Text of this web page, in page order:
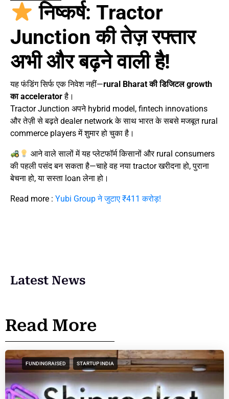
निष्कर्ष: Tractor
Junction की तेज़ रफ्तार
अभी और बढ़ने वाली है!
यह फंडिंग सिर्फ एक निवेश नहीं—rural Bharat की डिजिटल growth
का acceleratorहै।
Tractor Junction अपने hybrid model, fintech innovations
और तेज़ी से बढ़ते dealer network के साथ भारत के सबसे मजबूत rural
commerce players में शुमार हो चुका है।
आने वाले सालों में यह प्लेटफॉर्म किसानों और rural consumers
की पहली पसंद बन सकता है—चाहे वह नया tractor खरीदना हो, पुराना
बेचना हो, या सस्ता loan लेना हो।
Read more : Yubi Group ने जुटाए ₹411 करोड़!
Latest News
Read More
FUNDINGRAISED STARTUP INDIA